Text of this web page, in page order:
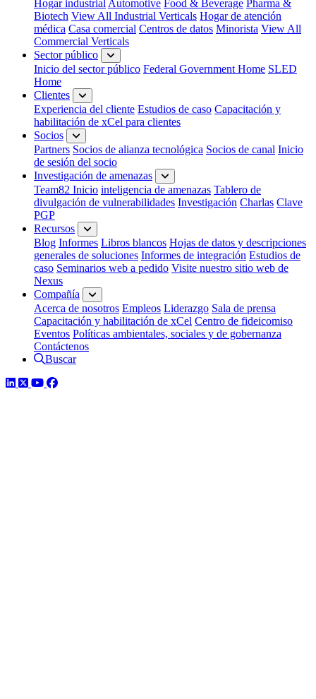
Hogar industrial Automotive Food & Beverage Pharma &
Biotech View All Industrial Verticals Hogar de atención
médica Casa comercial Centros de datos Minorista View All
Commercial Verticals
Sector público
Inicio del sector público Federal Government Home SLED
Home
Clientes
Experiencia del cliente Estudios de caso Capacitación y
habilitación de xCel para clientes
Socios
Partners Socios de alianza tecnológica Socios de canal Inicio
de sesión del socio
Investigación de amenazas
Team82 Inicio inteligencia de amenazas Tablero de
divulgación de vulnerabilidades Investigación Charlas Clave
PGP
Recursos
Blog Informes Libros blancos Hojas de datos y descripciones
generales de soluciones Informes de integración Estudios de
caso Seminarios web a pedido Visite nuestro sitio web de
Nexus
Compañía
Acerca de nosotros Empleos Liderazgo Sala de prensa
Capacitación y habilitación de xCel Centro de fideicomiso
Eventos Políticas ambientales, sociales y de gobernanza
Contáctenos
Buscar
LinkedIn
TwitterYouTube
Facebook